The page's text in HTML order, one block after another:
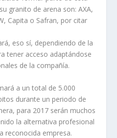
granito de arena son: AXA,
Capita o Safran, por citar
eso sí, dependiendo de la
tener acceso adaptándose
de la compañía.
a un total de 5.000
durante un periodo de
para 2017 serán muchos
la alternativa profesional
reconocida empresa.